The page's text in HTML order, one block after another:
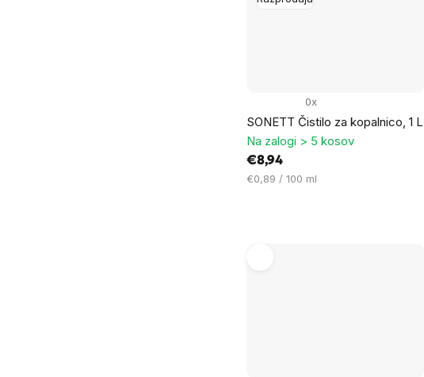
SONETT Čistilo za kopalnico, 1 L
0x
Na zalogi > 5 kosov
€8,94
Cena
€0,89 / 100 ml